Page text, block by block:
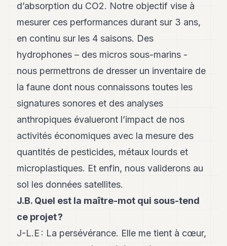
d’absorption du CO2. Notre objectif vise à
mesurer ces performances durant sur 3 ans,
en continu sur les 4 saisons. Des
hydrophones – des micros sous-marins -
nous permettrons de dresser un inventaire de
la faune dont nous connaissons toutes les
signatures sonores et des analyses
anthropiques évalueront l’impact de nos
activités économiques avec la mesure des
quantités de pesticides, métaux lourds et
microplastiques. Et enfin, nous validerons au
sol les données satellites.
J.B. Quel est la maître-mot qui sous-tend
ce projet ?
J-L.E : La persévérance. Elle me tient à cœur,